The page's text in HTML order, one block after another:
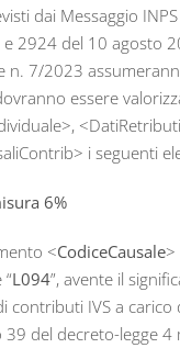
dai Messaggio
2924 del 10 agosto
n. 7/2023
essere
i seguenti
6%
<CodiceCausale>
“L094”, avente il
contributi IVS a carico
39 del decreto-legge 4